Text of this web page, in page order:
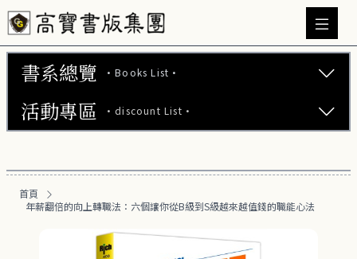
書系總覽 ·Books List·
文學小說 (737)
商業財經 (101)
醫療保健 (54)
活動專區 ·discount List·
【2本7折】高寶小說系列全圖鑑書展
【2套7折】高寶小說系列全圖鑑書展
首頁
年薪翻倍的向上轉職法：六個讓你從B級到S級越來越值錢的職能心法